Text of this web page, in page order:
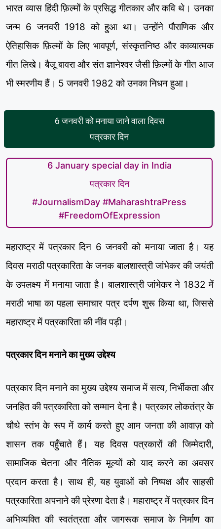
भारत व्यास हिंदी फ़िल्मों के प्रसिद्ध गीतकार और कवि थे। उनका
जन्म 6 जनवरी 1918 को हुआ था। उन्होंने पौराणिक और
ऐतिहासिक फ़िल्मों के लिए भावपूर्ण, संस्कृतनिष्ठ और काव्यात्मक
गीत लिखे। बैजू बावरा और संत ज्ञानेश्वर जैसी फ़िल्मों के गीत आज
भी स्मरणीय हैं। 5 जनवरी 1982 को उनका निधन हुआ।
6 जनवरी को मनाया जाने वाला दिवस
पत्रकार दिन
6 January special day in India
पत्रकार दिन
#JournalismDay #MaharashtraPress
#FreedomOfExpression
महाराष्ट्र में पत्रकार दिन 6 जनवरी को मनाया जाता है। यह
दिवस मराठी पत्रकारिता के जनक बालशास्त्री जांभेकर की जयंती
के उपलक्ष्य में मनाया जाता है। बालशास्त्री जांभेकर ने 1832 में
मराठी भाषा का पहला समाचार पत्र दर्पण शुरू किया था, जिससे
महाराष्ट्र में पत्रकारिता की नींव पड़ी।
पत्रकार दिन मनाने का मुख्य उद्देश्य
पत्रकार दिन मनाने का मुख्य उद्देश्य समाज में सत्य, निर्भीकता और
जनहित की पत्रकारिता को सम्मान देना है। पत्रकार लोकतंत्र के
चौथे स्तंभ के रूप में कार्य करते हुए आम जनता की आवाज़ को
शासन तक पहुँचाते हैं। यह दिवस पत्रकारों की जिम्मेदारी,
सामाजिक चेतना और नैतिक मूल्यों को याद करने का अवसर
प्रदान करता है। साथ ही, यह युवाओं को निष्पक्ष और साहसी
पत्रकारिता अपनाने की प्रेरणा देता है। महाराष्ट्र में पत्रकार दिन
अभिव्यक्ति की स्वतंत्रता और जागरूक समाज के निर्माण का